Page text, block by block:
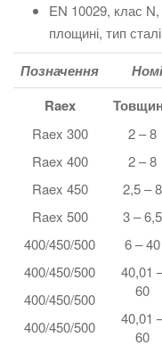
EN 10029, клас N,
площині, тип
Позначення
Raex
Raex 300
Raex 400
Raex 450
Raex 500
400/450/500
400/450/500
400/450/500
400/450/500
2 – 8
2 – 8
2,5 – 8
3 – 6,5
6 – 40
40,01
60
40,01
60